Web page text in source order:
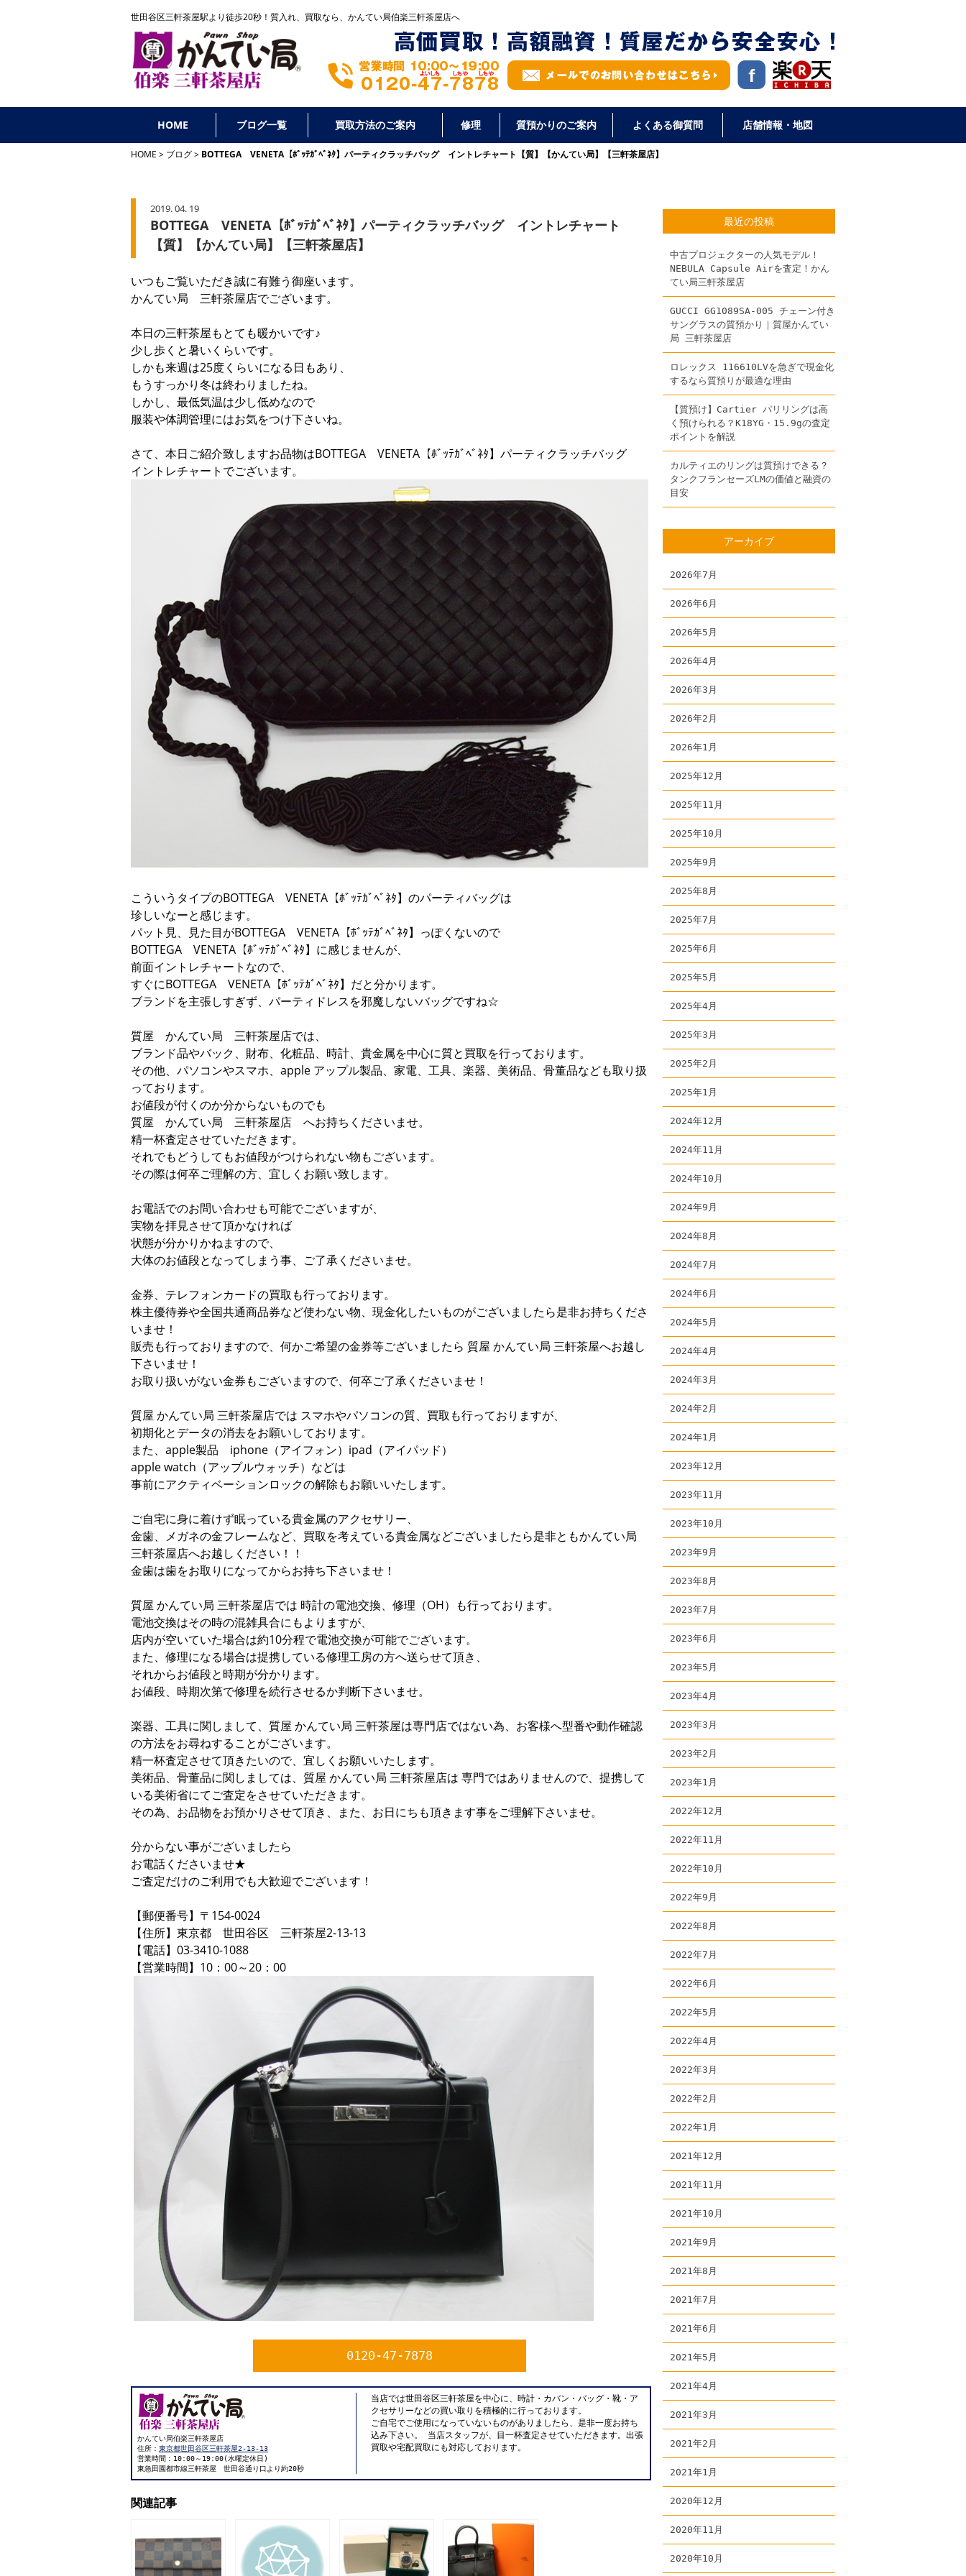
世田谷区三軒茶屋駅より徒歩20秒！ 質入れ、買取なら、かんてい局伯楽三軒茶屋店へ
HOME ブログ一覧 買取方法のご案内 修理 質預かりのご案内 よくある御質問 店舗情報・地図
HOME ブログ BOTTEGA VENETA【ﾎﾞｯﾃｶﾞﾍﾞﾈﾀ】パーティクラッチバッグ イントレチャート【質】【かんてい局】【三軒茶屋店】
2019. 04. 19
BOTTEGA VENETA【ﾎﾞｯﾃｶﾞﾍﾞﾈﾀ】パーティクラッチバッグ イントレチャート
【質】【かんてい局】【三軒茶屋店】
いつもご覧いただき誠に有難う御座います。
かんてい局 三軒茶屋店でございます。
本日の三軒茶屋もとても暖かいです♪
少し歩くと暑いくらいです。
しかも来週は25度くらいになる日もあり、
もうすっかり冬は終わりましたね。
しかし、最低気温は少し低めなので
服装や体調管理にはお気をつけ下さいね。
さて、本日ご紹介致しますお品物はBOTTEGA VENETA【ﾎﾞｯﾃｶﾞﾍﾞﾈﾀ】パーティクラッチバッグ
イントレチャートでございます。
こういうタイプのBOTTEGA VENETA【ﾎﾞｯﾃｶﾞﾍﾞﾈﾀ】のパーティバッグは
珍しいなーと感じます。
パット見、見た目がBOTTEGA VENETA【ﾎﾞｯﾃｶﾞﾍﾞﾈﾀ】っぽくないので
BOTTEGA VENETA【ﾎﾞｯﾃｶﾞﾍﾞﾈﾀ】に感じませんが、
前面イントレチャートなので、
すぐにBOTTEGA VENETA【ﾎﾞｯﾃｶﾞﾍﾞﾈﾀ】だと分かります。
ブランドを主張しすぎず、パーティドレスを邪魔しないバッグですね☆
質屋 かんてい局 三軒茶屋店では、
ブランド品やバック、財布、化粧品、時計、貴金属を中心に質と買取を行っております。
その他、パソコンやスマホ、apple アップル製品、家電、工具、楽器、美術品、骨董品なども取り扱
っております。
お値段が付くのか分からないものでも
質屋 かんてい局 三軒茶屋店 へお持ちくださいませ。
精一杯査定させていただきます。
それでもどうしてもお値段がつけられない物もございます。
その際は何卒ご理解の方、宜しくお願い致します。
お電話でのお問い合わせも可能でございますが、
実物を拝見させて頂かなければ
状態が分かりかねますので、
大体のお値段となってしまう事、ご了承くださいませ。
金券、テレフォンカードの買取も行っております。
株主優待券や全国共通商品券など使わない物、現金化したいものがございましたら是非お持ちくださ
いませ！
販売も行っておりますので、何かご希望の金券等ございましたら 質屋 かんてい局 三軒茶屋へお越し
下さいませ！
お取り扱いがない金券もございますので、何卒ご了承くださいませ！
質屋 かんてい局 三軒茶屋店では スマホやパソコンの質、買取も行っておりますが、
初期化とデータの消去をお願いしております。
また、apple製品 iphone（アイフォン）ipad（アイパッド）
apple watch（アップルウォッチ）などは
事前にアクティベーションロックの解除もお願いいたします。
ご自宅に身に着けず眠っている貴金属のアクセサリー、
金歯、メガネの金フレームなど、買取を考えている貴金属などございましたら是非ともかんてい局
三軒茶屋店へお越しください！！
金歯は歯をお取りになってからお持ち下さいませ！
質屋 かんてい局 三軒茶屋店では 時計の電池交換、修理（OH）も行っております。
電池交換はその時の混雑具合にもよりますが、
店内が空いていた場合は約10分程で電池交換が可能でございます。
また、修理になる場合は提携している修理工房の方へ送らせて頂き、
それからお値段と時期が分かります。
お値段、時期次第で修理を続行させるか判断下さいませ。
楽器、工具に関しまして、質屋 かんてい局 三軒茶屋は専門店ではない為、お客様へ型番や動作確認
の方法をお尋ねすることがございます。
精一杯査定させて頂きたいので、宜しくお願いいたします。
美術品、骨董品に関しましては、質屋 かんてい局 三軒茶屋店は 専門ではありませんので、提携して
いる美術省にてご査定をさせていただきます。
その為、お品物をお預かりさせて頂き、また、お日にちも頂きます事をご理解下さいませ。
分からない事がございましたら
お電話くださいませ★
ご査定だけのご利用でも大歓迎でございます！
【郵便番号】〒154-0024
【住所】東京都 世田谷区 三軒茶屋2-13-13
【電話】03-3410-1088
【営業時間】10：00～20：00
0120-47-7878
かんてい局伯楽三軒茶屋店
住所：東京都世田谷区三軒茶屋2-13-13
営業時間：10:00～19:00(水曜定休日)
東急田園都市線三軒茶屋 世田谷通り口より約20秒
当店では世田谷区三軒茶屋を中心に、時計・カバン・バッグ・靴・ア
クセサリーなどの買い取りを積極的に行っております。
ご自宅でご使用になっていないものがありましたら、是非一度お持ち
込み下さい。 当店スタッフが、目一杯査定させていただきます。出張
買取や宅配買取にも対応しております。
関連記事
最近の投稿
中古プロジェクターの人気モデル！
NEBULA Capsule Airを査定！かん
てい局三軒茶屋店
GUCCI GG1089SA-005 チェーン付き
サングラスの質預かり｜質屋かんてい
局 三軒茶屋店
ロレックス 116610LVを急ぎで現金化
するなら質預りが最適な理由
【質預け】Cartier パリリングは高
く預けられる？K18YG・15.9gの査定
ポイントを解説
カルティエのリングは質預けできる？
タンクフランセーズLMの価値と融資の
目安
アーカイブ
2026年7月
2026年6月
2026年5月
2026年4月
2026年3月
2026年2月
2026年1月
2025年12月
2025年11月
2025年10月
2025年9月
2025年8月
2025年7月
2025年6月
2025年5月
2025年4月
2025年3月
2025年2月
2025年1月
2024年12月
2024年11月
2024年10月
2024年9月
2024年8月
2024年7月
2024年6月
2024年5月
2024年4月
2024年3月
2024年2月
2024年1月
2023年12月
2023年11月
2023年10月
2023年9月
2023年8月
2023年7月
2023年6月
2023年5月
2023年4月
2023年3月
2023年2月
2023年1月
2022年12月
2022年11月
2022年10月
2022年9月
2022年8月
2022年7月
2022年6月
2022年5月
2022年4月
2022年3月
2022年2月
2022年1月
2021年12月
2021年11月
2021年10月
2021年9月
2021年8月
2021年7月
2021年6月
2021年5月
2021年4月
2021年3月
2021年2月
2021年1月
2020年12月
2020年11月
2020年10月